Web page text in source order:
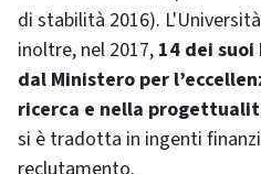
di stabilità 2016).
inoltre, nel 2017, 14 dei
dal Ministero per
ricerca e nella
si è tradotta in ingenti